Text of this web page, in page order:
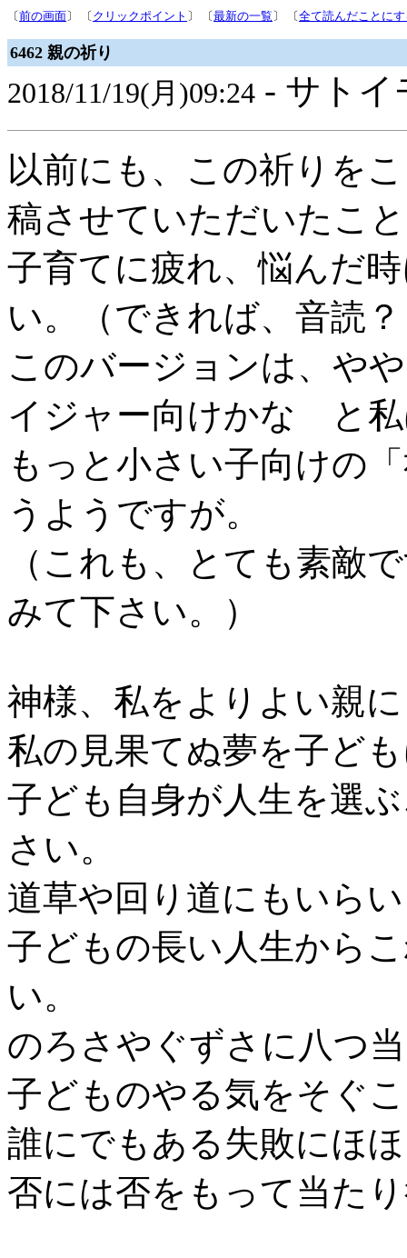
〔前の画面〕 〔 クリックポイント 〕 〔最新の一覧 〕 〔全て読んだことに
6462 親の祈り
2018/11/19(月)09:24 - サト
以前にも、この祈りを
稿させていただいたこ
子育てに疲れ、悩んだ
い。（できれば、音読
このバージョンは、や
イジャー向けかな と
もっと小さい子向けの
うようですが。
（これも、とても素敵
みて下さい。）
神様、私をよりよい親
私の見果てぬ夢を子ど
子ども自身が人生を選
さい。
道草や回り道にもいら
子どもの長い人生から
い。
のろさやぐずさに八つ
子どものやる気をそぐ
誰にでもある失敗にほ
否には否をもって当た